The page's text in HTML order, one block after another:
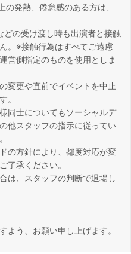
発熱、倦怠感のある方は、
どの受け渡し時も出演者と接触
。※接触行為はすべてご遠慮
営側指定のものを使用としま
変更や直前でイベントを中止
。
同士についてもソーシャルデ
他スタッフの指示に従ってい
の方針により、都度対応が変
了承ください。
は、スタッフの判断で退場し
よう、お願い申し上げます。